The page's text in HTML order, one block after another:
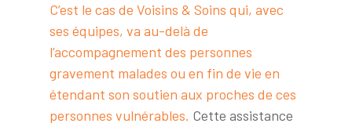
C’est le cas de Voisins & Soins qui, avec
ses équipes, va au-delà de
l’accompagnement des personnes
gravement malades ou en fin de vie en
étendant son soutien aux proches de ces
personnes vulnérables. Cette assistance